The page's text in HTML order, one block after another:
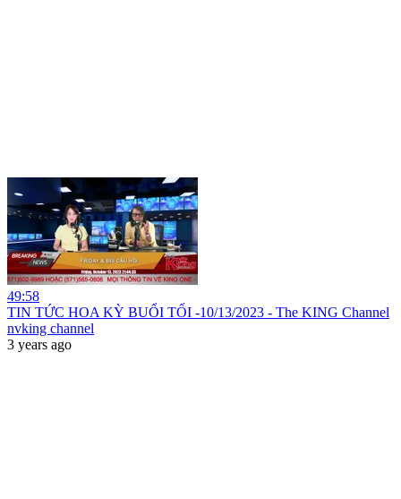
49:58
TIN TỨC HOA KỲ BUỔI TỐI -10/13/2023 - The KING Channel
nvking channel
3 years ago